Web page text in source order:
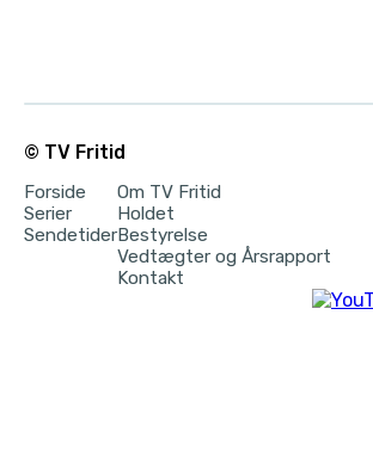
© TV Fritid
Forside
Serier
Sendetider
Om TV Fritid
Holdet
Bestyrelse
Vedtægter og Årsrapport
Kontakt